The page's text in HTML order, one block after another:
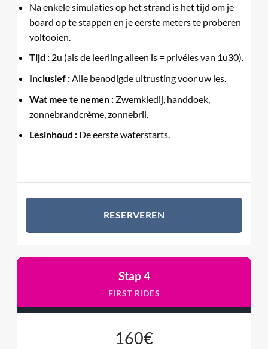
Na enkele simulaties op het strand is het tijd om je
board op te stappen en je eerste meters te proberen
voltooien.
Tijd : 2u (als de leerling alleen is = privéles van 1u30).
Inclusief :Alle benodigde uitrusting voor uw les.
Wat mee te nemen : Zwemkledij, handdoek,
zonnebrandcrème, zonnebril.
Lesinhoud : De eerste waterstarts.
RESERVEREN
Stap 4
FIRST RIDES
160€